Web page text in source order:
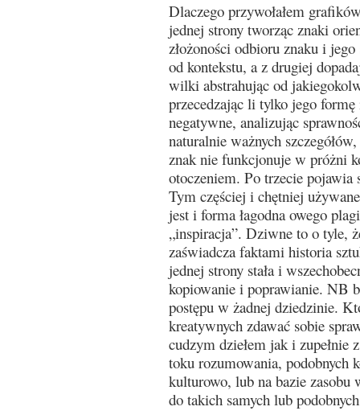
Dlaczego przywołałem
jednej strony tworząc znaki
złożoności odbioru znaku i
od kontekstu, a z drugiej
wilki abstrahując od
przecedzając li tylko jego
negatywne, analizując
naturalnie ważnych
znak nie funkcjonuje w próżni
otoczeniem. Po trzecie pojawia
Tym częściej i chętniej
jest i forma łagodna owego
„inspiracja”. Dziwne to o tyle,
zaświadcza faktami historia
jednej strony stała i
kopiowanie i poprawianie. NB
postępu w żadnej dziedzinie.
kreatywnych zdawać sobie
cudzym dziełem jak i zupełnie
toku rozumowania, podobnych
kulturowo, lub na bazie zasobu
do takich samych lub